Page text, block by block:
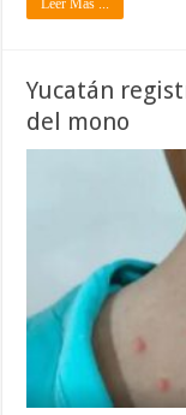
Leer Mas ...
Yucatán
del mono